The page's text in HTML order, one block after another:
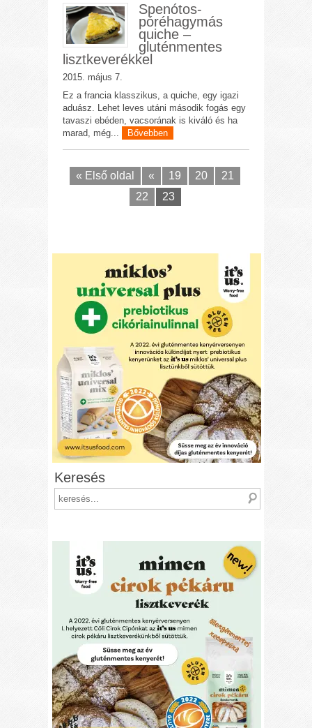
Spenótos-
póréhagymás
quiche –
gluténmentes
lisztkeverékkel
2015. május 7.
Ez a francia klasszikus, a quiche, egy igazi
aduász. Lehet leves utáni második fogás egy
tavaszi ebéden, vacsorának is kiváló és ha
marad, még...
Bővebben
« Első oldal « 19 20
21
22
23
Keresés